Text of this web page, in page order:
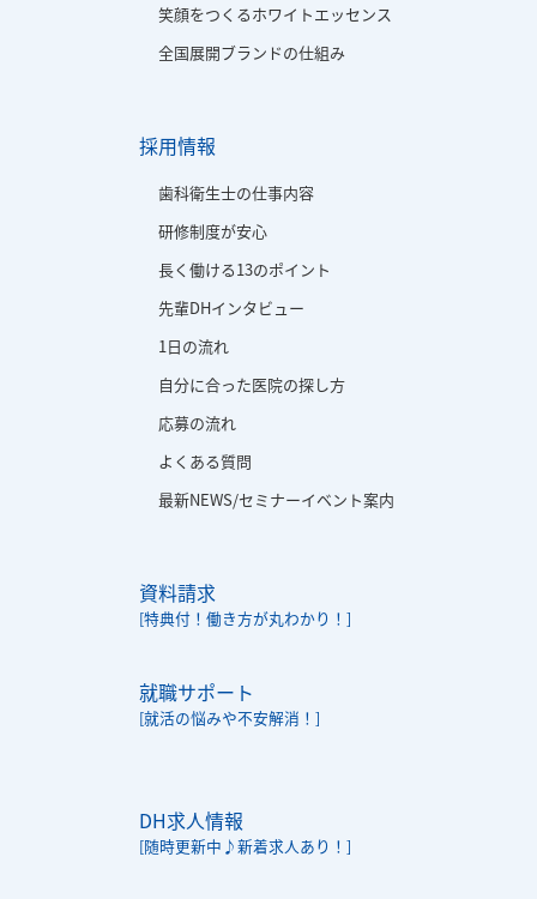
笑顔をつくるホワイトエッセンス
全国展開ブランドの仕組み
採用情報
歯科衛生士の仕事内容
研修制度が安心
長く働ける13のポイント
先輩DHインタビュー
1日の流れ
自分に合った医院の探し方
応募の流れ
よくある質問
最新NEWS/セミナーイベント案内
資料請求
[特典付！働き方が丸わかり！]
就職サポート
[就活の悩みや不安解消！]
DH求人情報
[随時更新中♪新着求人あり！]